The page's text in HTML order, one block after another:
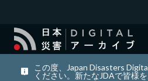
この度、Japan Disasters
ください。新たなJDAで皆様